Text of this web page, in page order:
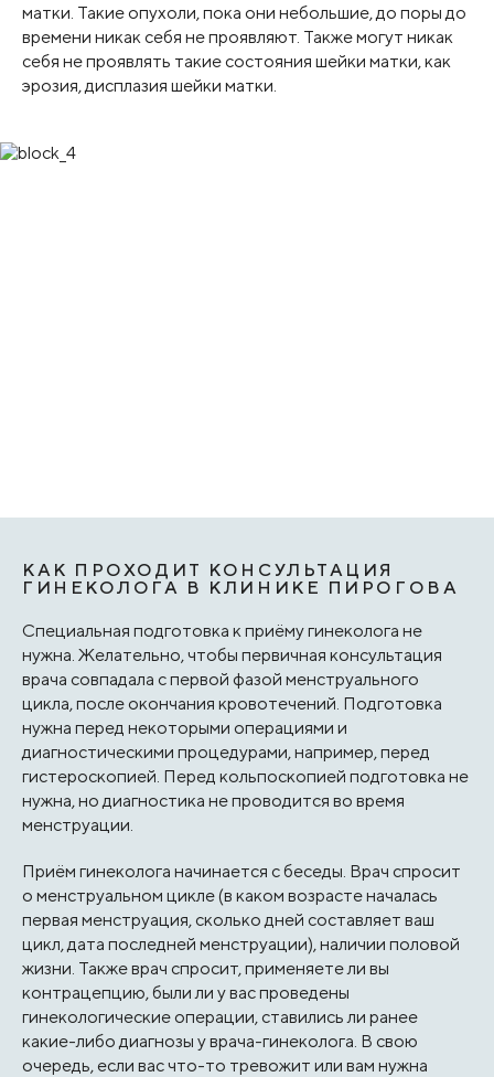
матки. Такие опухоли, пока они небольшие, до поры до
времени никак себя не проявляют. Также могут никак
себя не проявлять такие состояния шейки матки, как
эрозия, дисплазия шейки матки.
КАК ПРОХОДИТ КОНСУЛЬТАЦИЯ
ГИНЕКОЛОГА В КЛИНИКЕ ПИРОГОВА
Специальная подготовка к приёму гинеколога не
нужна. Желательно, чтобы первичная консультация
врача совпадала с первой фазой менструального
цикла, после окончания кровотечений. Подготовка
нужна перед некоторыми операциями и
диагностическими процедурами, например, перед
гистероскопией. Перед кольпоскопией подготовка не
нужна, но диагностика не проводится во время
менструации.
Приём гинеколога начинается с беседы. Врач спросит
о менструальном цикле (в каком возрасте началась
первая менструация, сколько дней составляет ваш
цикл, дата последней менструации), наличии половой
жизни. Также врач спросит, применяете ли вы
контрацепцию, были ли у вас проведены
гинекологические операции, ставились ли ранее
какие-либо диагнозы у врача-гинеколога. В свою
очередь, если вас что-то тревожит или вам нужна